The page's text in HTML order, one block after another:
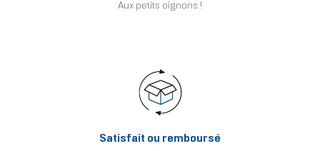
Aux petits oignons !
Satisfait ou remboursé